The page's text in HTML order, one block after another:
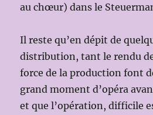
au chœur) dans le
Il reste qu’en dépit de
distribution, tant le rendu
force de la production font
grand moment d’opéra
et que l’opération, difficile